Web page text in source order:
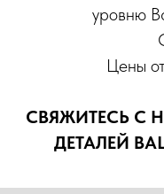
уровню
Цены
СВЯЖИТЕСЬ С
ДЕТАЛЕЙ